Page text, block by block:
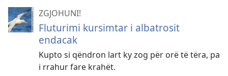
ZGJOHUNI!
Fluturimi kursimtar i albatrosit
endacak
Kupto si qëndron lart ky zog për orë të tëra, pa
i rrahur fare krahët.